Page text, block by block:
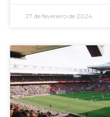
27 de fevereiro de 2024